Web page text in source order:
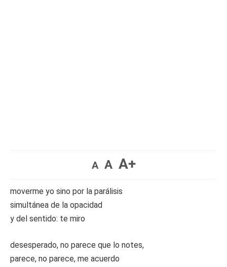
A A A+
moverme yo sino por la parálisis
simultánea de la opacidad
y del sentido: te miro
desesperado, no parece que lo notes,
parece, no parece, me acuerdo